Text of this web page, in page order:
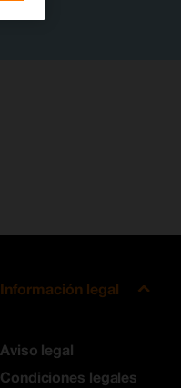
Información legal
Aviso legal
Condiciones legales